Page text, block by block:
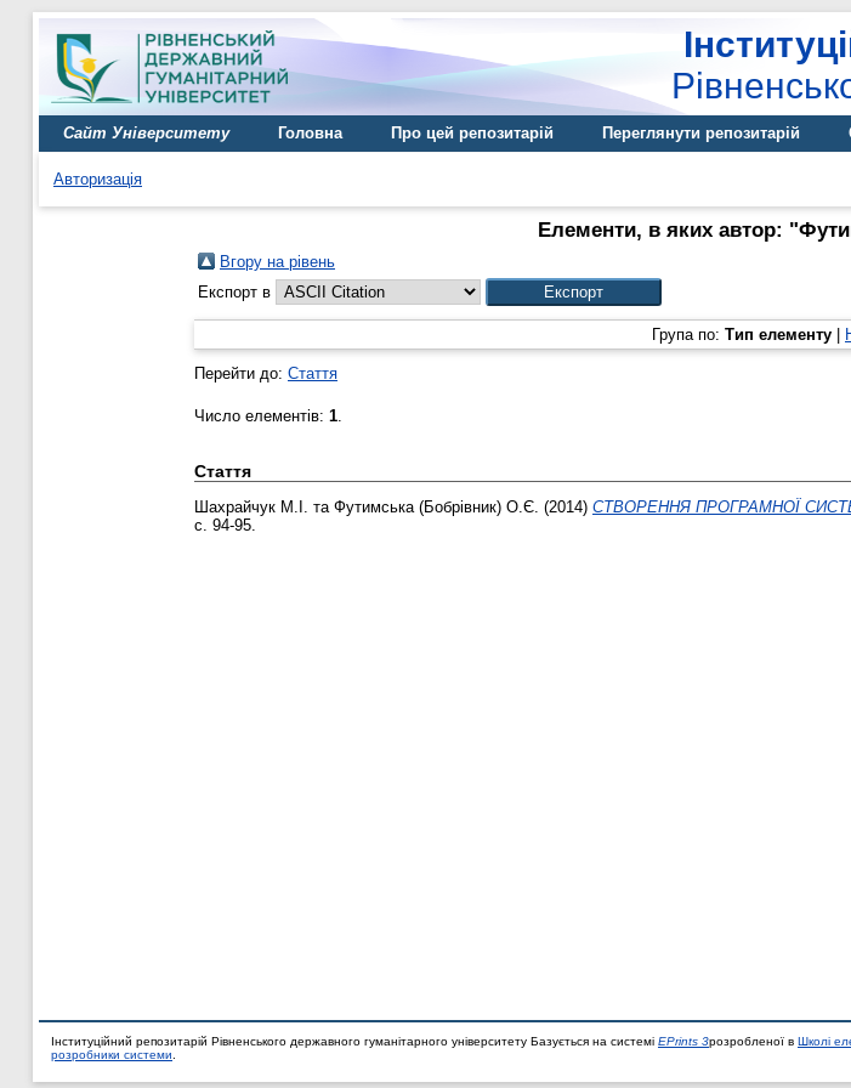
Сайт Університету Головна Про цей репозитарій Переглянути репозитарій
Авторизація
Елементи, в яких автор: "
Вгору на рівень
Експорт в
Група по: Тип елементу
Перейти до: Стаття
Число елементів: 1.
Стаття
Шахрайчук М.І. та Футимська (Бобрівник) О.Є. (2014) СТВОРЕННЯ ПРОГРАМНОЇ
с. 94-95.
Інституційний репозитарій Рівненського державного гуманітарного університету Базується на системі EPrints 3розробленої в Школі
розробники системи